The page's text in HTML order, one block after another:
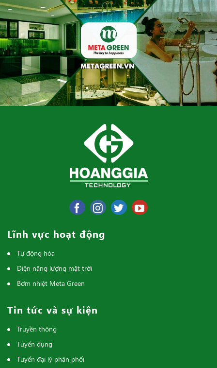
Lĩnh vực hoạt động
Tự động hóa
Điện năng lượng mặt trời
Bơm nhiệt Meta Green
Tin tức và sự kiện
Truyền thông
Tuyển dụng
Tuyển đại lý phân phối